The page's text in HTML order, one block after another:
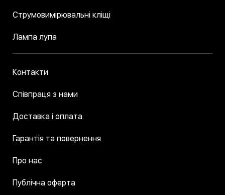
Струмовимірювальні кліщі
Лампа лупа
Контакти
Співпраця з нами
Доставка і оплата
Гарантія та повернення
Про нас
Публічна оферта